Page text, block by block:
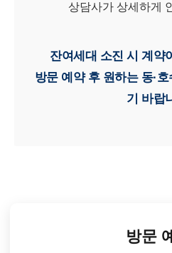
상담사가 상세하게
잔여세대 소진 시 계약
방문 예약 후 원하는 동·
기 바랍
방문